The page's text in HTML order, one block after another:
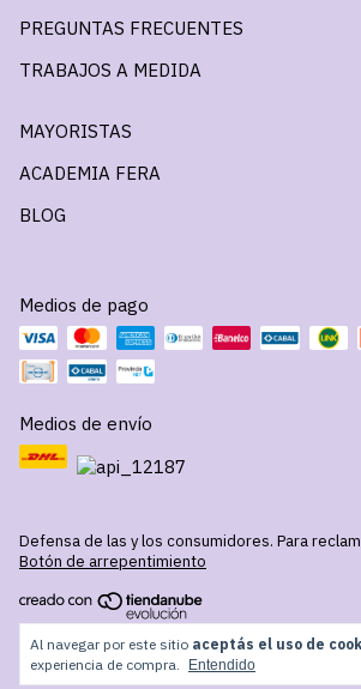
Al navegar por este sitio aceptás el uso de
experiencia de compra.
Entendido
PREGUNTAS FRECUENTES
TRABAJOS A MEDIDA
MAYORISTAS
ACADEMIA FERA
BLOG
Medios de pago
Medios de envío
Defensa de las y los consumidores. Para
Botón de arrepentimiento
Copyright FERA - 2026. Todos los derechos